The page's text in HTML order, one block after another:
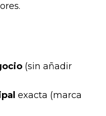
(sin añadir
exacta (marca